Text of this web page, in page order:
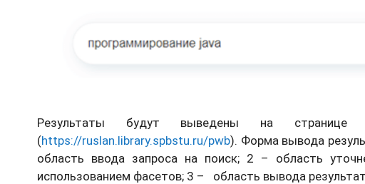
Результаты будут выведены на странице
(https://ruslan.library.spbstu.ru/pwb). Форма вывода
область ввода запроса на поиск; 2 – область
использованием фасетов; 3 – область вывода